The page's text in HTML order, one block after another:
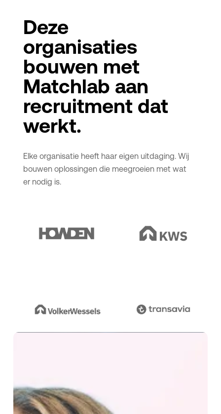
Deze
organisaties
bouwen met
Matchlab aan
recruitment dat
werkt.
Elke organisatie heeft haar eigen uitdaging. Wij
bouwen oplossingen die meegroeien met wat
er nodig is.